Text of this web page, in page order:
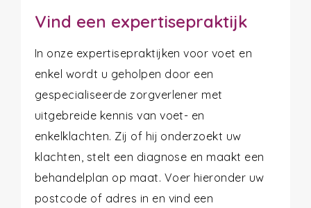
Vind een expertisepraktijk
In onze expertisepraktijken voor voet en
enkel wordt u geholpen door een
gespecialiseerde zorgverlener met
uitgebreide kennis van voet- en
enkelklachten. Zij of hij onderzoekt uw
klachten, stelt een diagnose en maakt een
behandelplan op maat. Voer hieronder uw
postcode of adres in en vind een